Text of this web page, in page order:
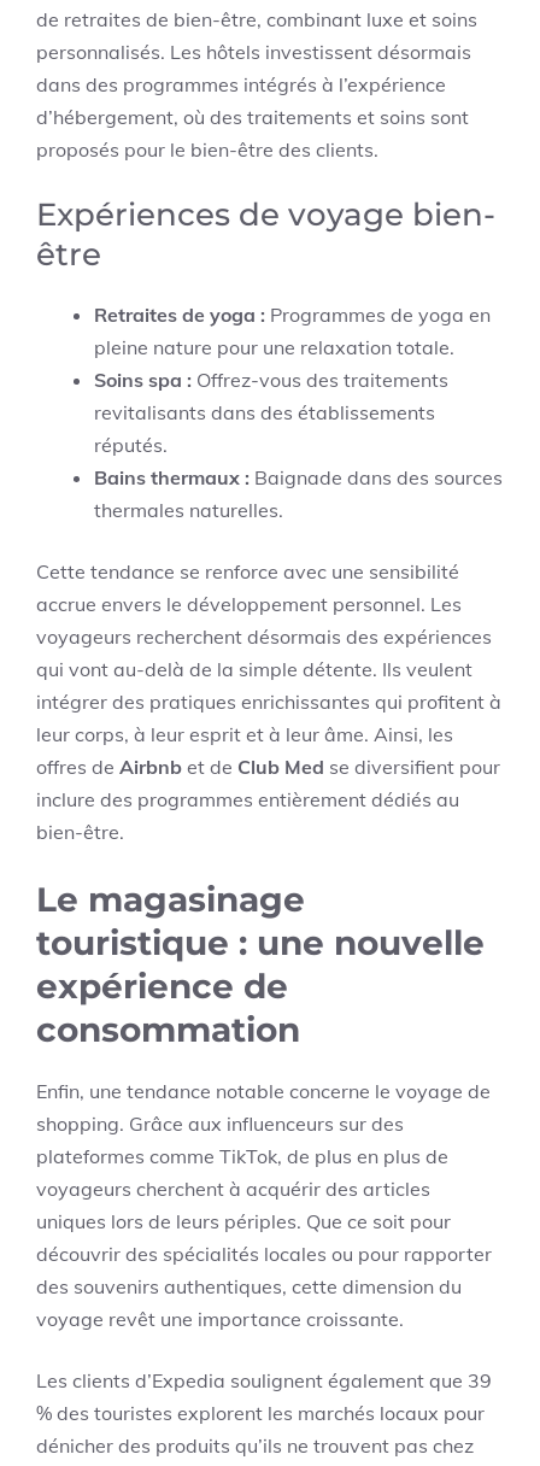
de retraites de bien-être, combinant luxe et soins
personnalisés. Les hôtels investissent désormais
dans des programmes intégrés à l’expérience
d’hébergement, où des traitements et soins sont
proposés pour le bien-être des clients.
Expériences de voyage bien-
être
Retraites de yoga : Programmes de yoga en
pleine nature pour une relaxation totale.
Soins spa : Offrez-vous des traitements
revitalisants dans des établissements
réputés.
Bains thermaux : Baignade dans des sources
thermales naturelles.
Cette tendance se renforce avec une sensibilité
accrue envers le développement personnel. Les
voyageurs recherchent désormais des expériences
qui vont au-delà de la simple détente. Ils veulent
intégrer des pratiques enrichissantes qui profitent à
leur corps, à leur esprit et à leur âme. Ainsi, les
offres de Airbnb et de Club Med se diversifient pour
inclure des programmes entièrement dédiés au
bien-être.
Le magasinage
touristique : une nouvelle
expérience de
consommation
Enfin, une tendance notable concerne le voyage de
shopping. Grâce aux influenceurs sur des
plateformes comme TikTok, de plus en plus de
voyageurs cherchent à acquérir des articles
uniques lors de leurs périples. Que ce soit pour
découvrir des spécialités locales ou pour rapporter
des souvenirs authentiques, cette dimension du
voyage revêt une importance croissante.
Les clients d’Expedia soulignent également que 39
% des touristes explorent les marchés locaux pour
dénicher des produits qu’ils ne trouvent pas chez